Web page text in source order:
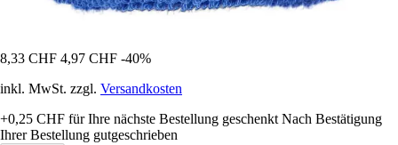
8,33 CHF 4,97 CHF -40%
inkl. MwSt. zzgl. Versandkosten
+0,25 CHF für Ihre nächste Bestellung geschenkt Nach Bestätigung
Ihrer Bestellung gutgeschrieben